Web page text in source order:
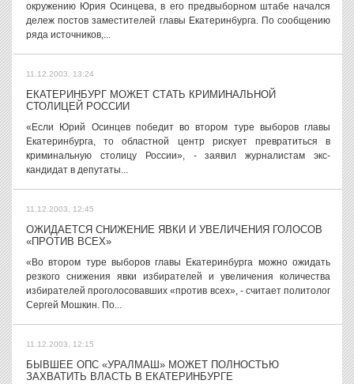
окружению Юрия Осинцева, в его предвыборном штабе начался
дележ постов заместителей главы Екатеринбурга. По сообщению
ряда источников,...
11.12.2003, 13:24
ЕКАТЕРИНБУРГ МОЖЕТ СТАТЬ КРИМИНАЛЬНОЙ
СТОЛИЦЕЙ РОССИИ
«Если Юрий Осинцев победит во втором туре выборов главы
Екатеринбурга, то областной центр рискует превратиться в
криминальную столицу России», - заявил журналистам экс-
кандидат в депутаты...
11.12.2003, 12:45
ОЖИДАЕТСЯ СНИЖЕНИЕ ЯВКИ И УВЕЛИЧЕНИЯ ГОЛОСОВ
«ПРОТИВ ВСЕХ»
«Во втором туре выборов главы Екатеринбурга можно ожидать
резкого снижения явки избирателей и увеличения количества
избирателей проголосовавших «против всех», - считает политолог
Сергей Мошкин. По...
11.12.2003, 12:15
БЫВШЕЕ ОПС «УРАЛМАШ» МОЖЕТ ПОЛНОСТЬЮ
ЗАХВАТИТЬ ВЛАСТЬ В ЕКАТЕРИНБУРГЕ